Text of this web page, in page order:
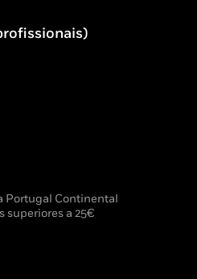
Portugal Continental
superiores a 25€